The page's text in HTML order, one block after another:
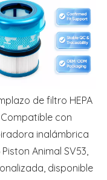
de filtro HEPA
Compatible con
inalámbrica
Piston Animal SV53,
disponible